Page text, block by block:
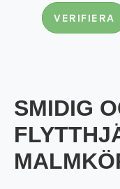
Flyttfirma
Flyttfirma
Flyttstädning
Flyttstädning
Flyttstädning
Flyttstädning
TJÄNSTER
Bohagsflytt
Bortforsling
Flyttstädning
KONTAKT
Flyttfirma pris
GRATIS
VERIFIERA
SMIDIG